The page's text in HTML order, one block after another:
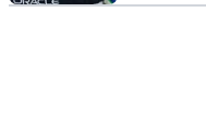
bijzonder'